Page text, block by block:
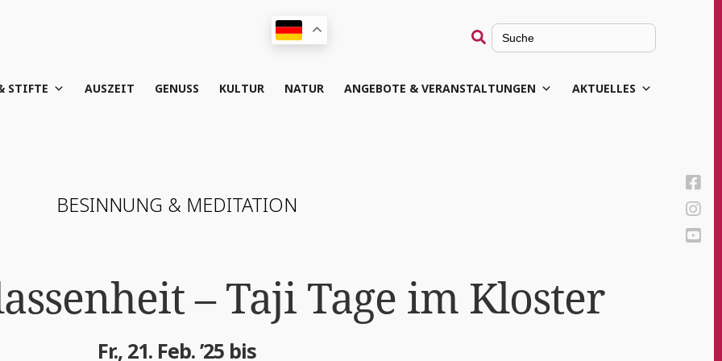
STIFTE AUS­ZEIT GENUSS KUL­TUR NATUR ANGEBOTE & VERANSTALTUNGEN AKTUELLES
BESIN­NUNG & MEDITATION
– Taji Tage im Kloster
Fr., 21. Feb. ’25 bis